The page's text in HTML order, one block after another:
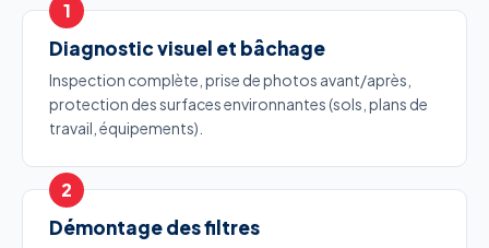
Diagnostic visuel et bâchage
Inspection complète, prise de photos avant/après,
protection des surfaces environnantes (sols, plans de
travail, équipements).
Démontage des filtres